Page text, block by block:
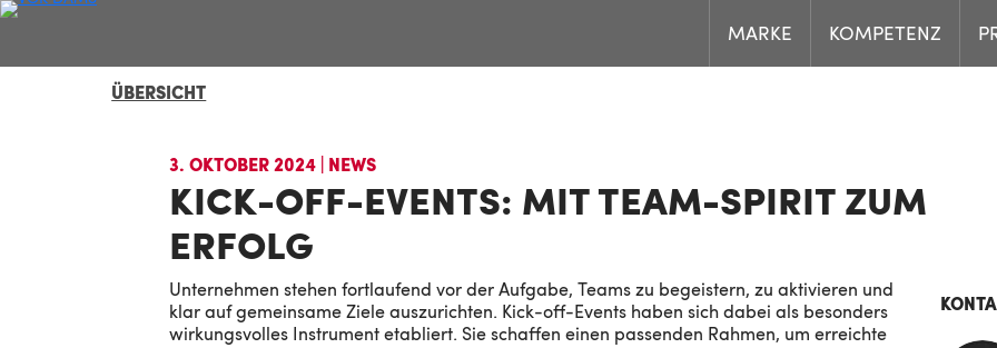
MARKE KOMPETENZ
ÜBERSICHT
ÜBERSICHT
3. OKTOBER 2024 | NEWS
KICK-OFF-EVENTS: MIT TEAM-SPIRIT ZUM
ERFOLG
Unternehmen stehen fortlaufend vor der Aufgabe, Teams zu begeistern, zu aktivieren und
klar auf gemeinsame Ziele auszurichten. Kick-off-Events haben sich dabei als besonders
wirkungsvolles Instrument etabliert. Sie schaffen einen passenden Rahmen, um erreichte